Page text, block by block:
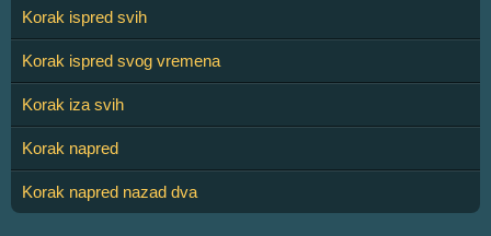
Korak ispred svih
Korak ispred svog vremena
Korak iza svih
Korak napred
Korak napred nazad dva